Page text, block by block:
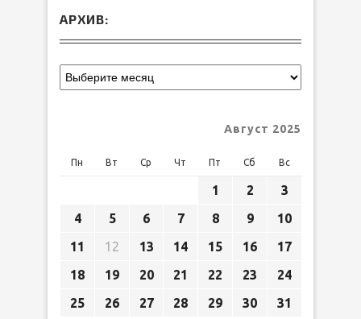
АРХИВ:
Август 2025
Пн Вт Ср Чт Пт Сб Вс
1 2
3
4
5 6 7 8 9
10
11
12 13 14 15 16
17
18
19 20 21 22 23
24
25
26 27 28 29 30 31